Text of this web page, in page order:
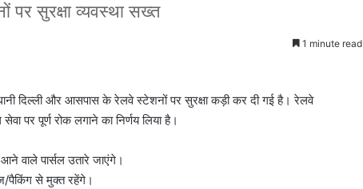
पर सुरक्षा व्यवस्था सख्त
1 minute read
दिल्ली और आसपास के रेलवे स्टेशनों पर सुरक्षा कड़ी कर दी गई है। रेलवे
पर पूर्ण रोक लगाने का निर्णय लिया है।
वाले पार्सल उतारे जाएंगे।
पैकिंग से मुक्त रहेंगे।